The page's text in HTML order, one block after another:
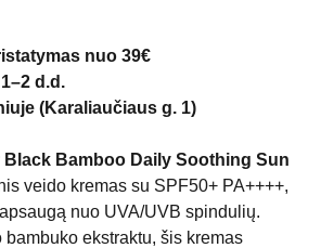
nuo 39€
d.d.
(Karaliaučiaus g. 1)
Black Bamboo Daily Soothing Sun
veido kremas su SPF50+ PA++++,
nuo UVA/UVB spindulių.
bambuko ekstraktu, šis kremas